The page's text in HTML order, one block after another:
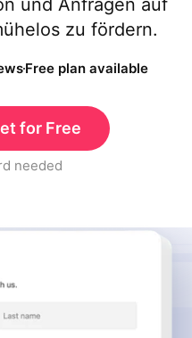
und Anfragen auf
zu fördern.
Free plan available
for Free
needed